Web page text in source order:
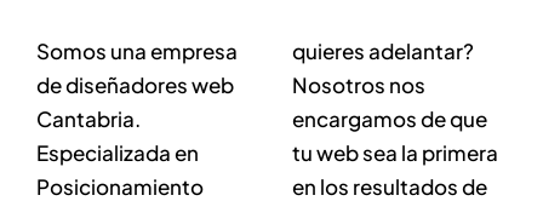
Somos una empresa
de diseñadores web
Cantabria.
Especializada en
Posicionamiento
quieres adelantar?
Nosotros nos
encargamos de que
tu web sea la primera
en los resultados de